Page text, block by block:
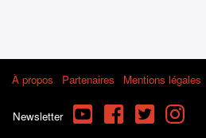
À propos Partenaires Mentions légales
Newsletter YouTube FacebookTwitter